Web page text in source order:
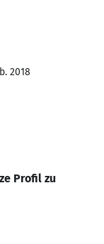
2018
Profil zu